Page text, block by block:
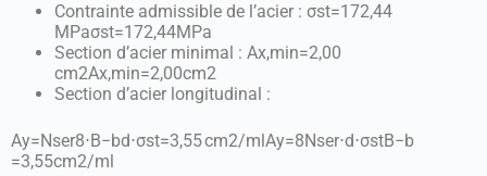
Contrainte admissible de l’acier : σst=172,44
MPaσst=172,44MPa
Section d’acier minimal : Ax,min=2,00
cm2Ax,min=2,00cm2
Section d’acier longitudinal :
Ay=Nser8⋅B−bd⋅σst=3,55 cm2/ml Ay=8 Nser⋅d⋅σstB−b
=3,55cm2/m